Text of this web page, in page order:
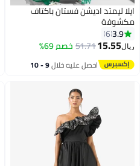
ايلا ليمتد اديشن فستان باكتاف
مكشوفة
3.9
6
ريال15.55
51.71خصم 69%
احصل عليه خلال 9 - 10